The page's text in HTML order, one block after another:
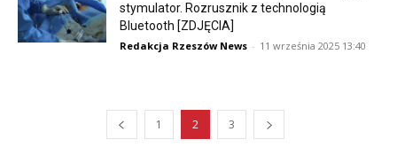
stymulator. Rozrusznik z technologią
Bluetooth [ZDJĘCIA]
Redakcja Rzeszów News - 11 września 2025 13:40
1 2 3